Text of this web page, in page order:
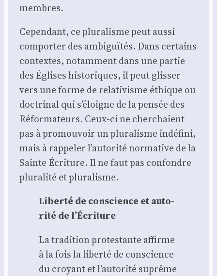
membres.
Cepen­dant, ce plu­ra­lisme peut aus­si
com­por­ter des ambi­guï­tés. Dans cer­tains
contextes, notam­ment dans une par­tie
des Églises his­to­riques, il peut glis­ser
vers une forme de rela­ti­visme éthique ou
doc­tri­nal qui s’éloigne de la pen­sée des
Réfor­ma­teurs. Ceux-ci ne cher­chaient
pas à pro­mou­voir un plu­ra­lisme indé­fi­ni,
mais à rap­pe­ler l’autorité nor­ma­tive de la
Sainte Écri­ture. Il ne faut pas confondre
plu­ra­li­té et plu­ra­lisme.
Liber­té de conscience et auto­
ri­té de l’Écriture
La tra­di­tion pro­tes­tante affirme
à la fois la liber­té de conscience
du croyant et l’autorité suprême